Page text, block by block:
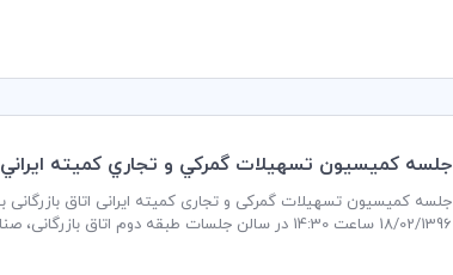
جلسه كميسيون تسهيلات گمركي و تجاري كميته ايراني ICC
18/02/1396 ساعت 14:30 در سالن جلسات طبقه دوم اتاق بازرگانی، صنایع، معادن و کشاورزی ایران برگزار می گردد.